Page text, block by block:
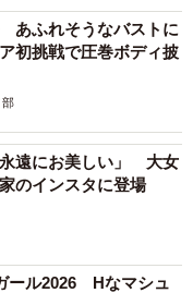
あふれそうなバストに
初挑戦で圧巻ボディ披
部
遠にお美しい」 大女
のインスタに登場
ール2026 Hなマシュ